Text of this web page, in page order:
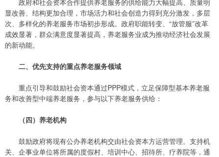
政府和社会资本合作提供养老服务的供给能力大幅提高、质量明
显改善、结构更加合理，市场活力和社会创造力得到充分激发，多层
次、多样化的养老服务市场初步形成。政府职能转变、“放管服”改革
成效显著，群众满意度显著提高，养老服务业成为推动经济社会发展
的新动能。
二、优先支持的重点养老服务领域
重点引导和鼓励社会资本通过PPP模式，立足保障型基本养老服
务和改善型中端养老服务，参与以下养老服务供给：
（四）养老机构
鼓励政府将现有公办养老机构交由社会资本方运营管理。支持机
关、企事业单位将所属的度假村、培训中心、招待所、疗养院等，通